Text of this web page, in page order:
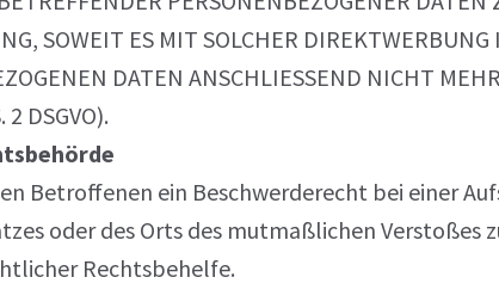
SOWEIT ES MIT SOLCHER
DATEN ANSCHLIESSEND NICHT
DSGVO).
Betroffenen ein Beschwerderecht bei einer
oder des Orts des mutmaßlichen Verstoßes
Rechtsbehelfe.